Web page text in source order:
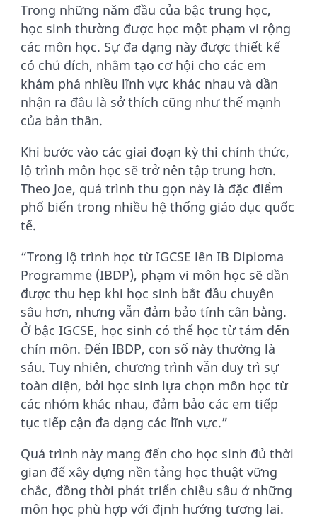
Trong những năm đầu của bậc trung học,
học sinh thường được học một phạm vi rộng
các môn học. Sự đa dạng này được thiết kế
có chủ đích, nhằm tạo cơ hội cho các em
khám phá nhiều lĩnh vực khác nhau và dần
nhận ra đâu là sở thích cũng như thế mạnh
của bản thân.
Khi bước vào các giai đoạn kỳ thi chính thức,
lộ trình môn học sẽ trở nên tập trung hơn.
Theo Joe, quá trình thu gọn này là đặc điểm
phổ biến trong nhiều hệ thống giáo dục quốc
tế.
“Trong lộ trình học từ IGCSE lên IB Diploma
Programme (IBDP), phạm vi môn học sẽ dần
được thu hẹp khi học sinh bắt đầu chuyên
sâu hơn, nhưng vẫn đảm bảo tính cân bằng.
Ở bậc IGCSE, học sinh có thể học từ tám đến
chín môn. Đến IBDP, con số này thường là
sáu. Tuy nhiên, chương trình vẫn duy trì sự
toàn diện, bởi học sinh lựa chọn môn học từ
các nhóm khác nhau, đảm bảo các em tiếp
tục tiếp cận đa dạng các lĩnh vực.”
Quá trình này mang đến cho học sinh đủ thời
gian để xây dựng nền tảng học thuật vững
chắc, đồng thời phát triển chiều sâu ở những
môn học phù hợp với định hướng tương lai.